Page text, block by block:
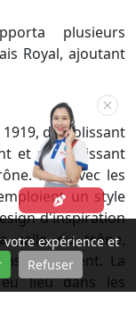
plusieurs
Royal, ajoutant
démolissant
et agrandissant
Hall avec les
un style
d'inspiration
salle du trône,
subsistent. La
lieu dans les
expérience et
Refuser